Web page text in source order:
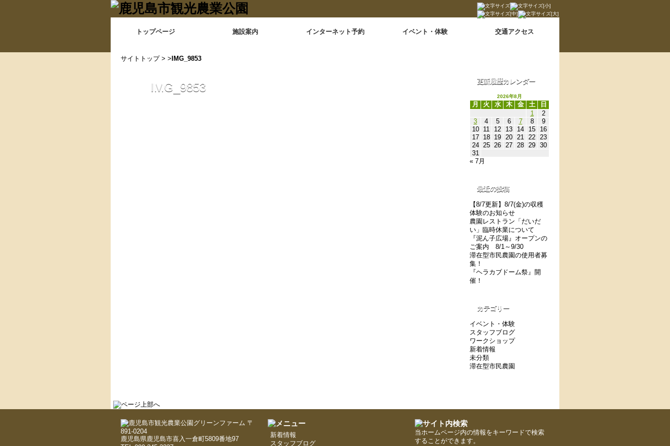
トップページ 施設案内 インターネット予約 イベント・体験 交通アクセス
サイトトップ> > IMG_9853
IMG_9853 更新履歴カレンダー
2026年8月
月 火 水 木 金 土
日
1
2
3
4 5 6 7 8
9
10
11 12 13 14 15
16
17
18 19 20 21 22 23
24 25 26 27 28 29 30
31
« 7月
最近の投稿
【8/7更新】8/7(金)の収穫
体験のお知らせ
農園レストラン「だいだ
い」臨時休業について
『泥ん子広場』オープンの
ご案内 8/1～9/30
滞在型市民農園の使用者募
集！
『ヘラカブドーム祭』開
催！
カテゴリー
イベント・体験
スタッフブログ
ワークショップ
新着情報
未分類
滞在型市民農園
〒
891-0204
鹿児島県鹿児島市喜入一倉町5809番地97
新着情報
スタッフブログ
当ホームページ内の情報をキーワードで検索
することができます。